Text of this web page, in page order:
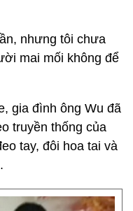
nhưng tôi chưa
mai mối không để
gia đình ông Wu đã
truyền thống của
tay, đôi hoa tai và